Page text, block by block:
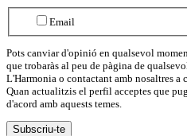
Email
Pots canviar d'opinió en qualsevol
que trobaràs al peu de pàgina de
L'Harmonia o contactant amb nosaltres a
Quan actualitzis el perfil acceptes que
d'acord amb aquests temes.